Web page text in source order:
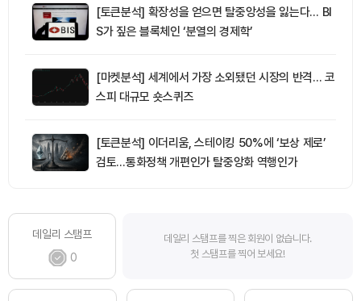
[토큰분석] 확장성을 얻으면 탈중앙성을 잃는다… BI
S가 짚은 블록체인 ‘분열의 경제학’
[마켓분석] 세계에서 가장 소외됐던 시장의 반격… 코
스피 대규모 숏스퀴즈
[토큰분석] 이더리움, 스테이킹 50%에 ‘보상 제로’
검토…통화정책 개편인가 탈중앙화 역행인가
데일리 스탬프
0
데일리 스탬프를 찍은 회원이 없습니다.
첫 스탬프를 찍어 보세요!